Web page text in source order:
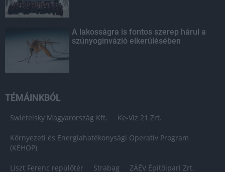
A lakosságra is fontos szerep hárul a
szúnyoginvázió elkerülésében
TÉMÁINKBÓL
Swietelsky Magyarország Kft. Ke-Víz 21 Zrt.
Környezeti és Energiahatékonysági Operatív Program
(KEHOP)
Liszt Ferenc repülőtér Strabag ZÁÉV Építőipari Zrt.